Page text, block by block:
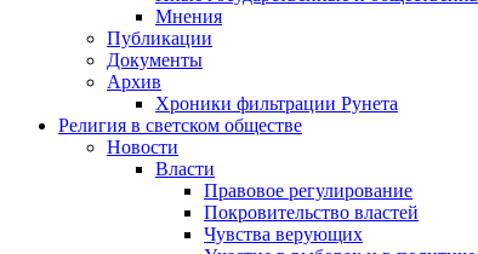
Мнения
Публикации
Документы
Архив
Хроники фильтрации Рунета
Религия в светском обществе
Новости
Власти
Правовое регулирование
Покровительство властей
Чувства верующих